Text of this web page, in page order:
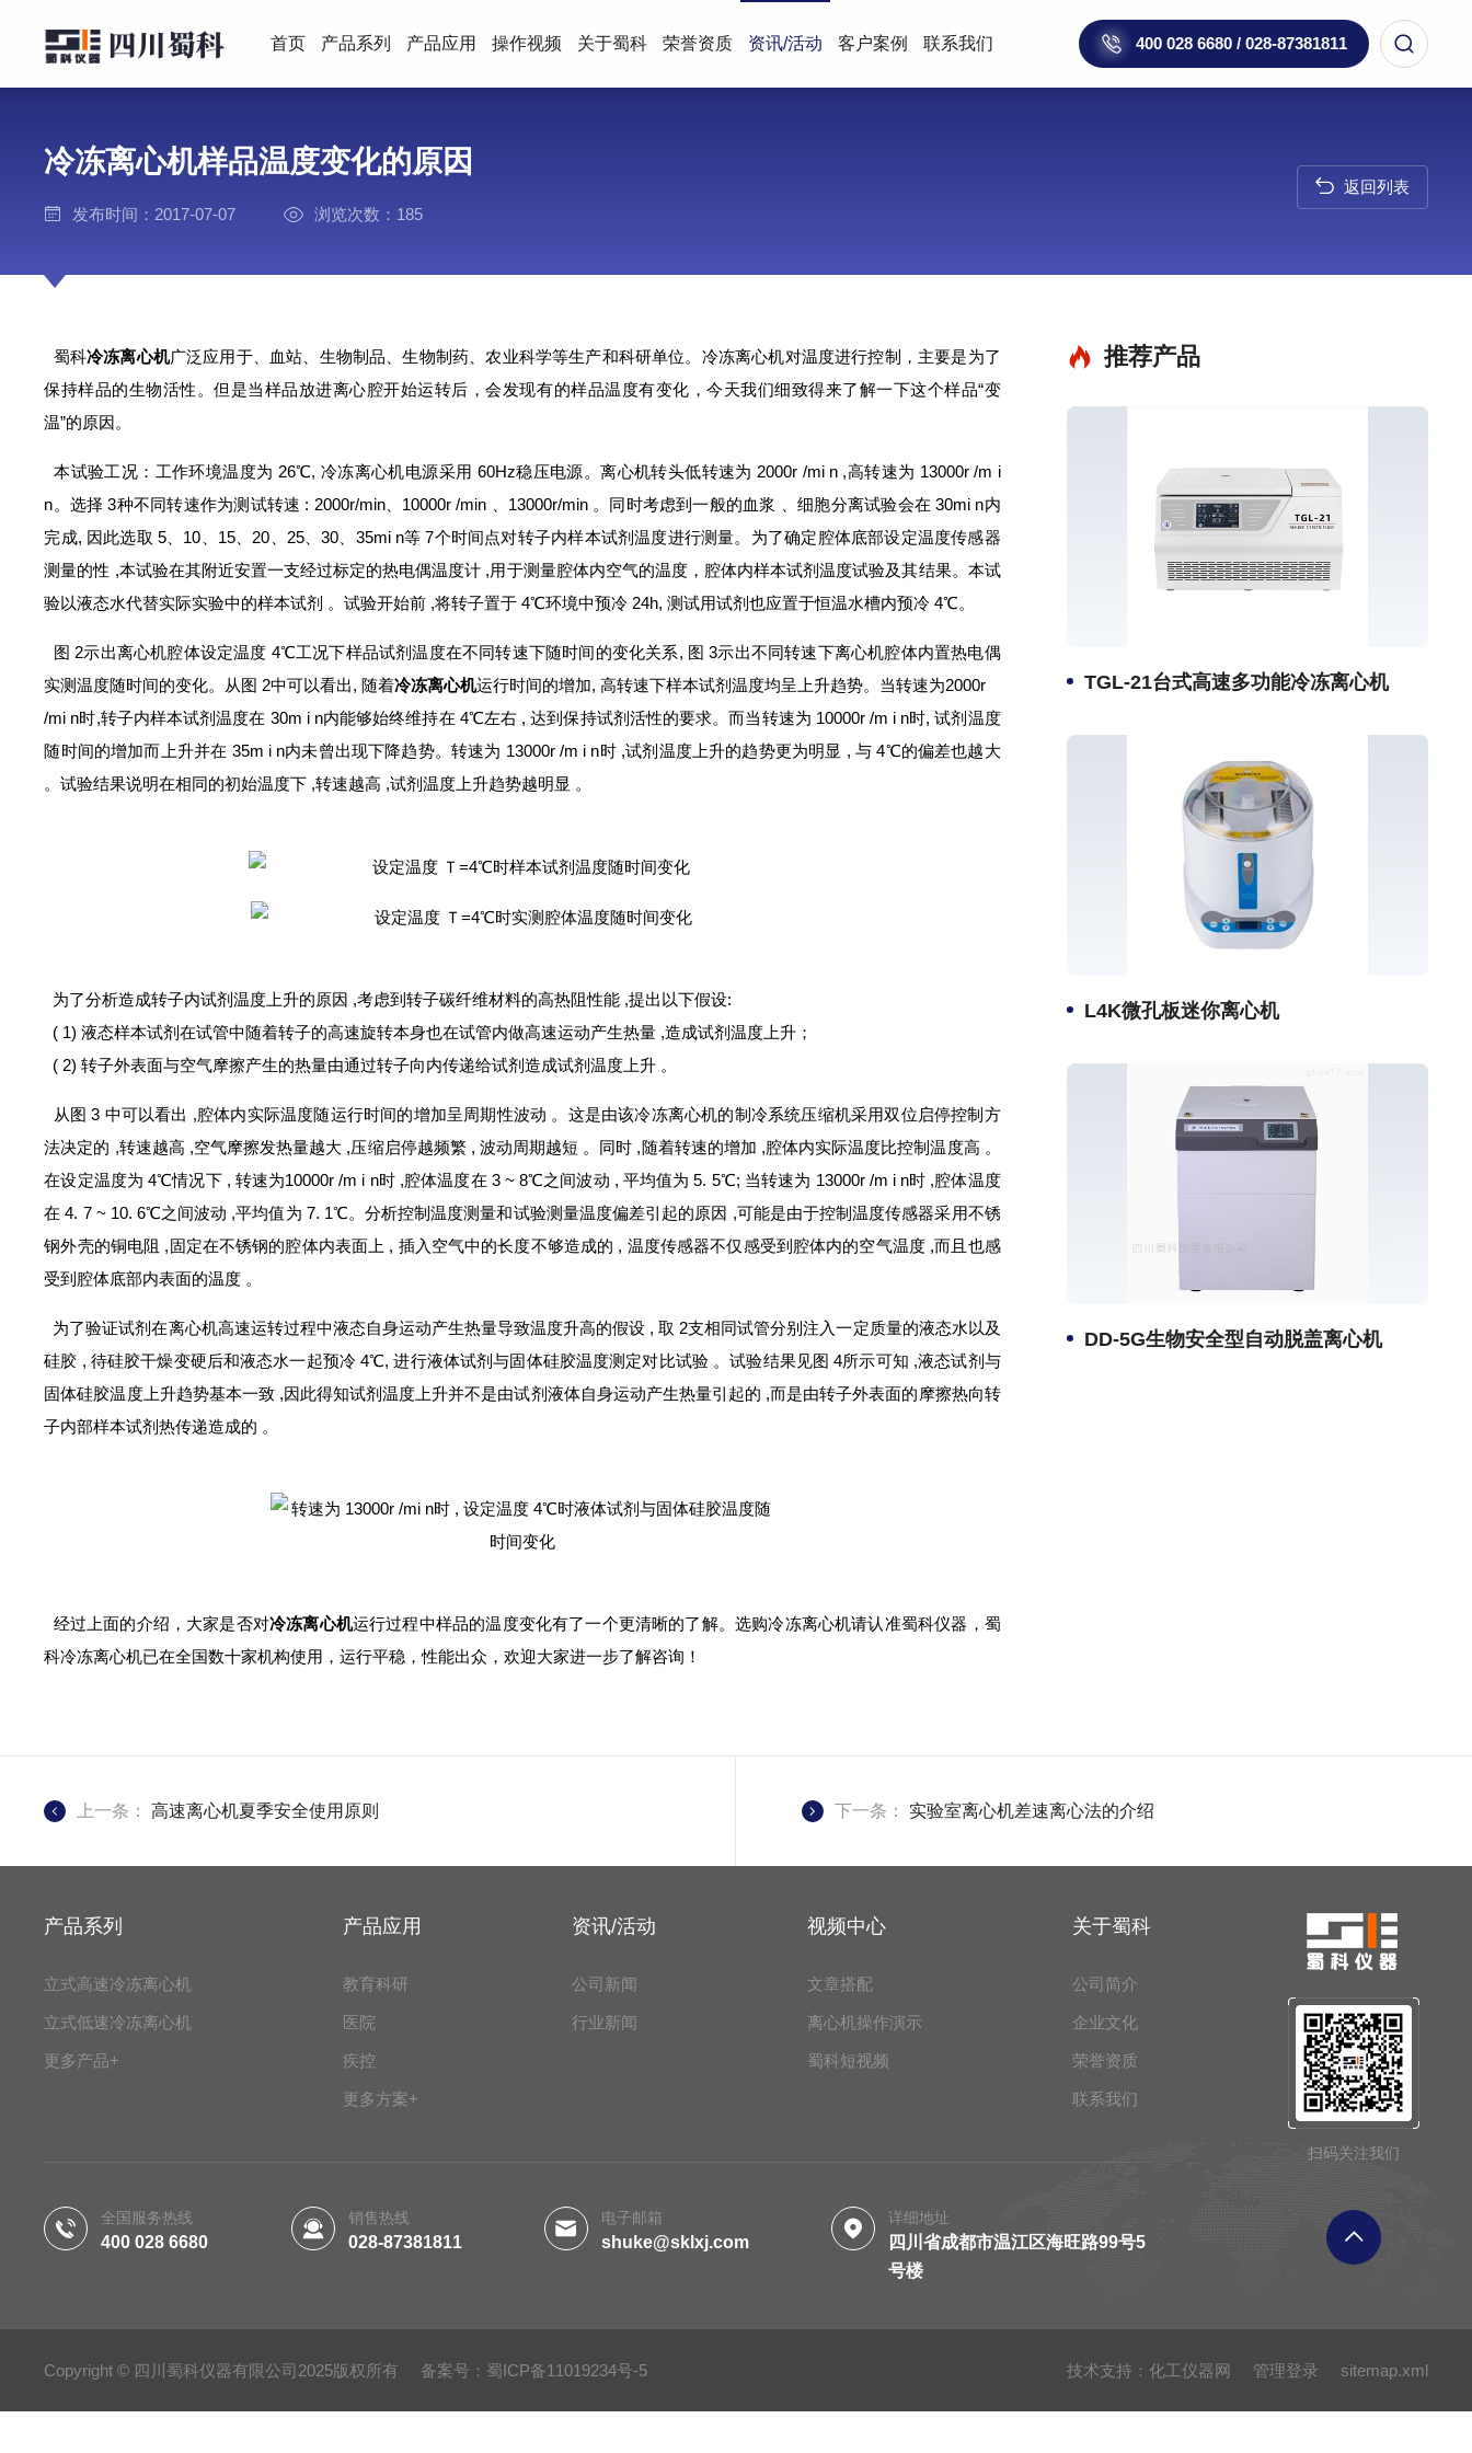
400 028 6680 / 028-87381811
首页 产品系列 产品应用 操作视频 关于蜀科 荣誉资质 资讯/活动 客户案例 联系我们
冷冻离心机样品温度变化的原因
发布时间：2017-07-07 浏览次数：185
返回列表
蜀科冷冻离心机广泛应用于、血站、生物制品、生物制药、农业科学等生产和科研单位。冷冻离心机对温度进行控制，主要是为了
保持样品的生物活性。但是当样品放进离心腔开始运转后，会发现有的样品温度有变化，今天我们细致得来了解一下这个样品“变
温”的原因。
本试验工况：工作环境温度为 26℃, 冷冻离心机电源采用 60Hz稳压电源。离心机转头低转速为 2000r /mi n ,高转速为 13000r /m i
n。选择 3种不同转速作为测试转速 : 2000r/min、10000r /min 、13000r/min 。同时考虑到一般的血浆 、细胞分离试验会在 30mi n内
完成, 因此选取 5、10、15、20、25、30、35mi n等 7个时间点对转子内样本试剂温度进行测量。为了确定腔体底部设定温度传感器
测量的性 ,本试验在其附近安置一支经过标定的热电偶温度计 ,用于测量腔体内空气的温度，腔体内样本试剂温度试验及其结果。本试
验以液态水代替实际实验中的样本试剂 。试验开始前 ,将转子置于 4℃环境中预冷 24h, 测试用试剂也应置于恒温水槽内预冷 4℃。
图 2示出离心机腔体设定温度 4℃工况下样品试剂温度在不同转速下随时间的变化关系, 图 3示出不同转速下离心机腔体内置热电偶
实测温度随时间的变化。从图 2中可以看出, 随着冷冻离心机运行时间的增加, 高转速下样本试剂温度均呈上升趋势。当转速为2000r
/mi n时,转子内样本试剂温度在 30m i n内能够始终维持在 4℃左右 , 达到保持试剂活性的要求。而当转速为 10000r /m i n时, 试剂温度
随时间的增加而上升并在 35m i n内未曾出现下降趋势。转速为 13000r /m i n时 ,试剂温度上升的趋势更为明显 , 与 4℃的偏差也越大
。试验结果说明在相同的初始温度下 ,转速越高 ,试剂温度上升趋势越明显 。
为了分析造成转子内试剂温度上升的原因 ,考虑到转子碳纤维材料的高热阻性能 ,提出以下假设:
( 1) 液态样本试剂在试管中随着转子的高速旋转本身也在试管内做高速运动产生热量 ,造成试剂温度上升；
( 2) 转子外表面与空气摩擦产生的热量由通过转子向内传递给试剂造成试剂温度上升 。
从图 3 中可以看出 ,腔体内实际温度随运行时间的增加呈周期性波动 。这是由该冷冻离心机的制冷系统压缩机采用双位启停控制方
法决定的 ,转速越高 ,空气摩擦发热量越大 ,压缩启停越频繁 , 波动周期越短 。同时 ,随着转速的增加 ,腔体内实际温度比控制温度高 。
在设定温度为 4℃情况下 , 转速为10000r /m i n时 ,腔体温度在 3 ~ 8℃之间波动 , 平均值为 5. 5℃; 当转速为 13000r /m i n时 ,腔体温度
在 4. 7 ~ 10. 6℃之间波动 ,平均值为 7. 1℃。分析控制温度测量和试验测量温度偏差引起的原因 ,可能是由于控制温度传感器采用不锈
钢外壳的铜电阻 ,固定在不锈钢的腔体内表面上 , 插入空气中的长度不够造成的 , 温度传感器不仅感受到腔体内的空气温度 ,而且也感
受到腔体底部内表面的温度 。
为了验证试剂在离心机高速运转过程中液态自身运动产生热量导致温度升高的假设 , 取 2支相同试管分别注入一定质量的液态水以及
硅胶 , 待硅胶干燥变硬后和液态水一起预冷 4℃, 进行液体试剂与固体硅胶温度测定对比试验 。试验结果见图 4所示可知 ,液态试剂与
固体硅胶温度上升趋势基本一致 ,因此得知试剂温度上升并不是由试剂液体自身运动产生热量引起的 ,而是由转子外表面的摩擦热向转
子内部样本试剂热传递造成的 。
经过上面的介绍，大家是否对冷冻离心机运行过程中样品的温度变化有了一个更清晰的了解。选购冷冻离心机请认准蜀科仪器，蜀
科冷冻离心机已在全国数十家机构使用，运行平稳，性能出众，欢迎大家进一步了解咨询！
推荐产品
TGL-21台式高速多功能冷冻离心机
L4K微孔板迷你离心机
DD-5G生物安全型自动脱盖离心机
上一条：高速离心机夏季安全使用原则 下一条： 实验室离心机差速离心法的介绍
产品系列
立式高速冷冻离心机
立式低速冷冻离心机
更多产品+
产品应用
教育科研
医院
疾控
更多方案+
资讯/活动
公司新闻
行业新闻
视频中心
文章搭配
离心机操作演示
蜀科短视频
关于蜀科
公司简介
企业文化
荣誉资质
联系我们
全国服务热线
400 028 6680
销售热线
028-87381811
电子邮箱
shuke@sklxj.com
详细地址
四川省成都市温江区海旺路99号5
号楼
扫码关注我们
Copyright © 四川蜀科仪器有限公司2025版权所有 备案号： 蜀ICP备11019234号-5 技术支持： 化工仪器网 管理登录 sitemap.xml